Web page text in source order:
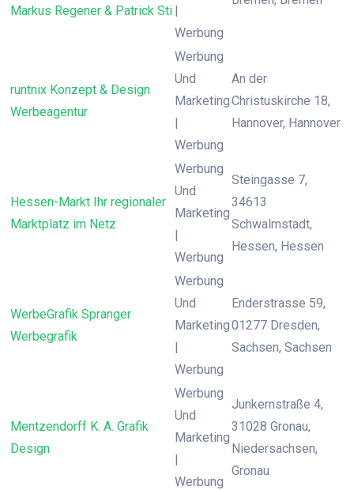
Markus Regener & Patrick Sti |
Werbung
runtnix Konzept & Design
Werbeagentur
Werbung
Und
Marketing
|
Werbung
An der
Christuskirche 18,
Hannover, Hannover
Hessen-Markt Ihr regionaler
Marktplatz im Netz
Werbung
Und
Marketing
|
Werbung
Steingasse 7,
34613
Schwalmstadt,
Hessen, Hessen
WerbeGrafik Spranger
Werbegrafik
Werbung
Und
Marketing
|
Werbung
Enderstrasse 59,
01277 Dresden,
Sachsen, Sachsen
Mentzendorff K. A. Grafik
Design
Werbung
Und
Marketing
|
Werbung
Junkernstraße 4,
31028 Gronau,
Niedersachsen,
Gronau